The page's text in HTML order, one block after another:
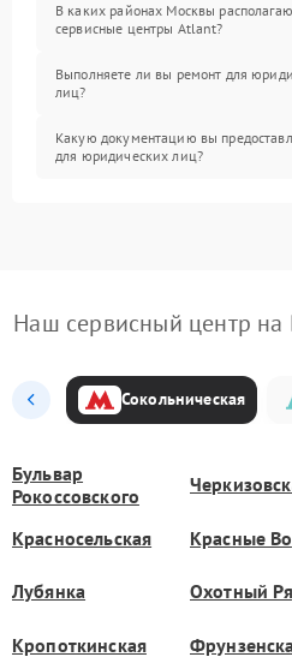
В каких районах Москвы
сервисные центры Atlant?
Выполняете ли вы ремонт для
лиц?
Какую документацию вы
для юридических лиц?
Наш сервисный центр
Сокольническая
Бульвар
Рокоссовского
Красносельская
Красные
Лубянка Охотный
Кропоткинская